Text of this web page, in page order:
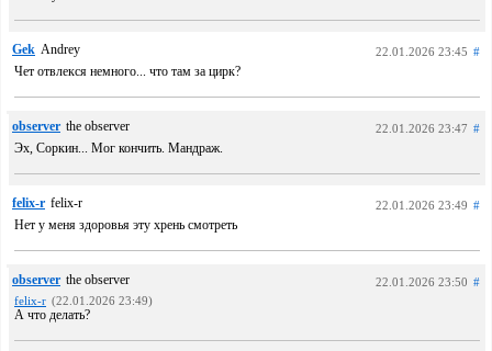
Gek Andrey 22.01.2026 23:45 #
Чет отвлекся немного... что там за цирк?
observer the observer 22.01.2026 23:47 #
Эх, Соркин... Мог кончить. Мандраж.
felix-r felix-r 22.01.2026 23:49 #
Нет у меня здоровья эту хрень смотреть
observer the observer 22.01.2026 23:50 #
felix-r (22.01.2026 23:49)
А что делать?